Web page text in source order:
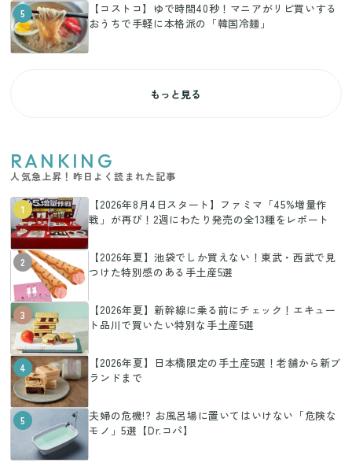
5
【コストコ】ゆで時間40秒！マニアがリピ買いする
おうちで手軽に本格派の「韓国冷麺」
もっと見る
RANKING
人気急上昇！昨日よく読まれた記事
1
【2026年8月4日スタート】ファミマ「45%増量作
戦」が再び！2週にわたり発売の全13種をレポート
2
【2026年夏】池袋でしか買えない！東武・西武で見
つけた特別感のある手土産5選
3
【2026年夏】新幹線に乗る前にチェック！エキュー
ト品川で買いたい特別な手土産5選
4
【2026年夏】日本橋限定の手土産5選！老舗から新ブ
ランドまで
5
夫婦の危機!? お風呂場に置いてはいけない「危険な
モノ」5選【Dr.コパ】